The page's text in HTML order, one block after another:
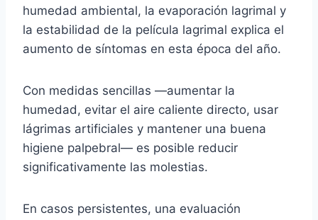
humedad ambiental, la evaporación lagrimal y
la estabilidad de la película lagrimal explica el
aumento de síntomas en esta época del año.
Con medidas sencillas —aumentar la
humedad, evitar el aire caliente directo, usar
lágrimas artificiales y mantener una buena
higiene palpebral— es posible reducir
significativamente las molestias.
En casos persistentes, una evaluación